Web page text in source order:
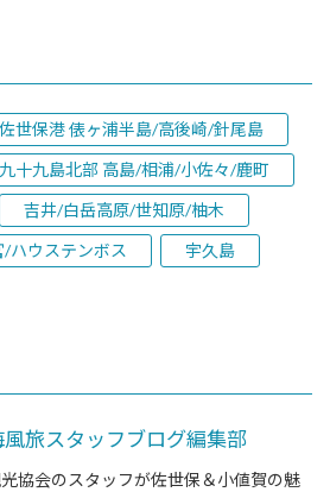
佐世保港 俵ヶ浦半島/高後崎/針尾島
九十九島北部 高島/相浦/小佐々/鹿町
吉井/白岳高原/世知原/柚木
ハウステンボス
宇久島
風旅スタッフブログ編集部
協会のスタッフが佐世保＆小値賀の魅